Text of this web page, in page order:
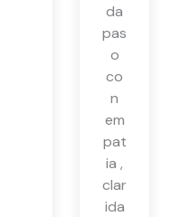
da
pas
o
co
n
em
pat
ia ,
clar
ida